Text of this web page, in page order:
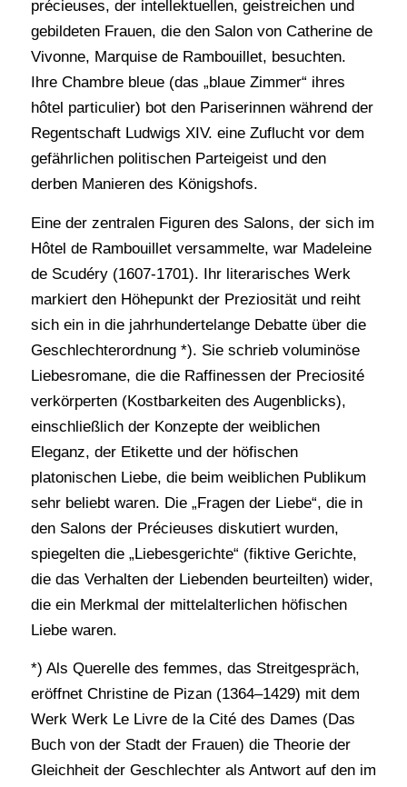
précieuses, der intellektuellen, geistreichen und
gebildeten Frauen, die den Salon von Catherine de
Vivonne, Marquise de Rambouillet, besuchten.
Ihre Chambre bleue (das „blaue Zimmer“ ihres
hôtel particulier) bot den Pariserinnen während der
Regentschaft Ludwigs XIV. eine Zuflucht vor dem
gefährlichen politischen Parteigeist und den
derben Manieren des Königshofs.
Eine der zentralen Figuren des Salons, der sich im
Hôtel de Rambouillet versammelte, war Madeleine
de Scudéry (1607-1701). Ihr literarisches Werk
markiert den Höhepunkt der Preziosität und reiht
sich ein in die jahrhundertelange Debatte über die
Geschlechterordnung *). Sie schrieb voluminöse
Liebesromane, die die Raffinessen der Preciosité
verkörperten (Kostbarkeiten des Augenblicks),
einschließlich der Konzepte der weiblichen
Eleganz, der Etikette und der höfischen
platonischen Liebe, die beim weiblichen Publikum
sehr beliebt waren. Die „Fragen der Liebe“, die in
den Salons der Précieuses diskutiert wurden,
spiegelten die „Liebesgerichte“ (fiktive Gerichte,
die das Verhalten der Liebenden beurteilten) wider,
die ein Merkmal der mittelalterlichen höfischen
Liebe waren.
*) Als Querelle des femmes, das Streitgespräch,
eröffnet Christine de Pizan (1364–1429) mit dem
Werk Werk Le Livre de la Cité des Dames (Das
Buch von der Stadt der Frauen) die Theorie der
Gleichheit der Geschlechter als Antwort auf den im